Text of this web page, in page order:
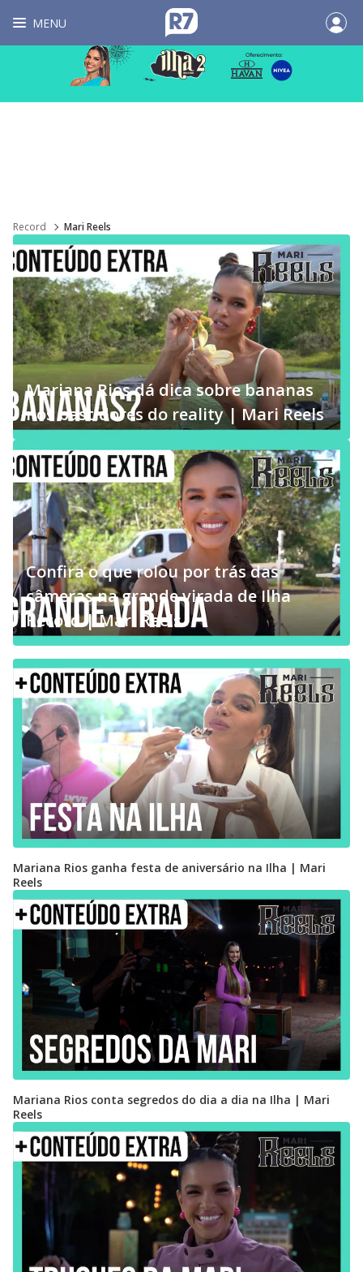
MENU
Record Mari Reels
Mariana Rios dá dica sobre bananas
nos bastidores do reality | Mari Reels
Confira o que rolou por trás das
câmeras na grande virada de Ilha
Record | Mari Reels
Mariana Rios ganha festa de aniversário na Ilha | Mari
Reels
Mariana Rios conta segredos do dia a dia na Ilha | Mari
Reels